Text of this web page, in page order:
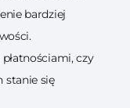
bardziej
czy
stanie się